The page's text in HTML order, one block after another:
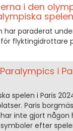
i den
har paraderat
i
spelen i Paris
Paris
inte gjort någon
efter